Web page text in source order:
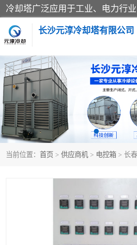
长沙元淳冷却塔有限公司
当前位置： 首页 > 供应商机 > 电控箱 > 长
方形开式冷却塔 圆形
闭式冷却塔 水箱
电控箱 水泵
板式换热器